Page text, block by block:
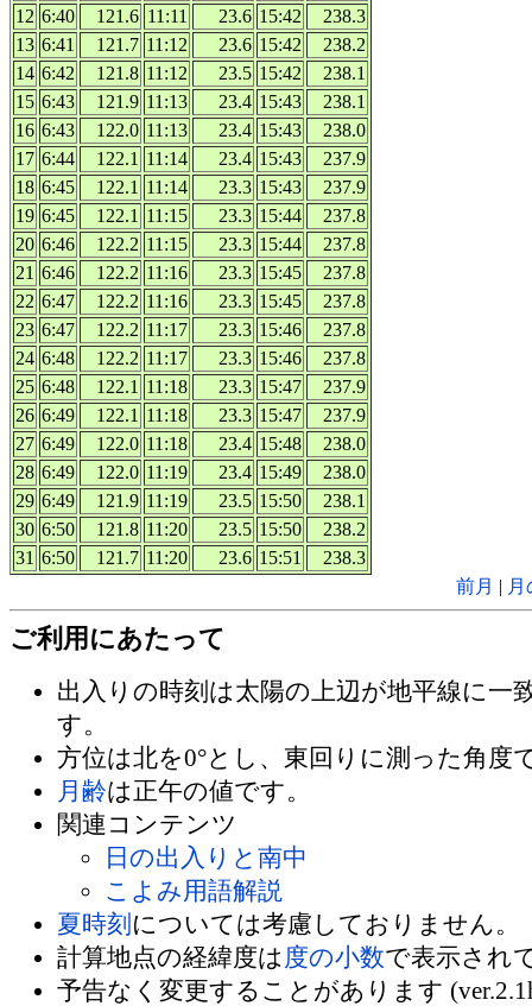
12 6:40 121.6 11:11 23.6 15:42
238.3
13 6:41 121.7 11:12 23.6 15:42
238.2
14 6:42 121.8 11:12 23.5 15:42
238.1
15 6:43 121.9 11:13 23.4 15:43
238.1
16 6:43 122.0 11:13 23.4 15:43
238.0
17 6:44 122.1 11:14 23.4 15:43
237.9
18 6:45 122.1 11:14 23.3 15:43
237.9
19 6:45 122.1 11:15 23.3 15:44
237.8
20 6:46 122.2 11:15 23.3 15:44
237.8
21 6:46 122.2 11:16 23.3 15:45
237.8
22 6:47 122.2 11:16 23.3 15:45
237.8
23 6:47 122.2 11:17 23.3 15:46
237.8
24 6:48 122.2 11:17 23.3 15:46
237.8
25 6:48 122.1 11:18 23.3 15:47
237.9
26 6:49 122.1 11:18 23.3 15:47
237.9
27 6:49 122.0 11:18 23.4 15:48
238.0
28 6:49 122.0 11:19 23.4 15:49
238.0
29 6:49 121.9 11:19 23.5 15:50
238.1
30 6:50 121.8 11:20 23.5 15:50
238.2
31 6:50 121.7 11:20 23.6 15:51
238.3
前月 |
ご利用にあたって
出入りの時刻は太陽の上辺が地平線に一
す。
方位は北を0°とし、東回りに測った角度
月齢は正午の値です。
関連コンテンツ
日の出入りと南中
こよみ用語解説
夏時刻 については考慮しておりません。
計算地点の経緯度は 度の小数で表示され
予告なく変更することがあります